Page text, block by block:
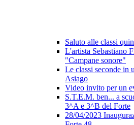
Saluto alle classi
L'artista Sebastiano
"Campane sonore"
Le classi seconde in
Asiago
Video invito per un
S.T.E.M. ben... a
3^A e 3^B del Forte
28/04/2023